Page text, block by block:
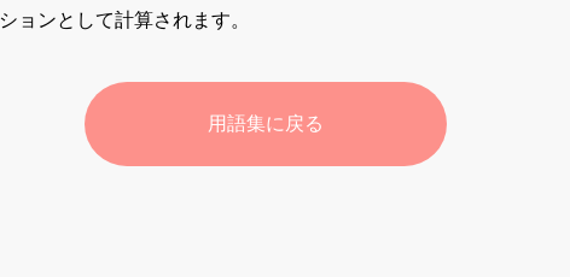
ョンとして計算されます。
用語集に戻る